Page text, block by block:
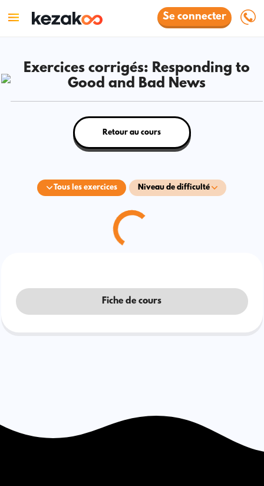
Se connecter
Exercices corrigés: Responding to
Good and Bad News
Tous les exercices Niveau de difficulté
Retour au cours
Fiche de cours